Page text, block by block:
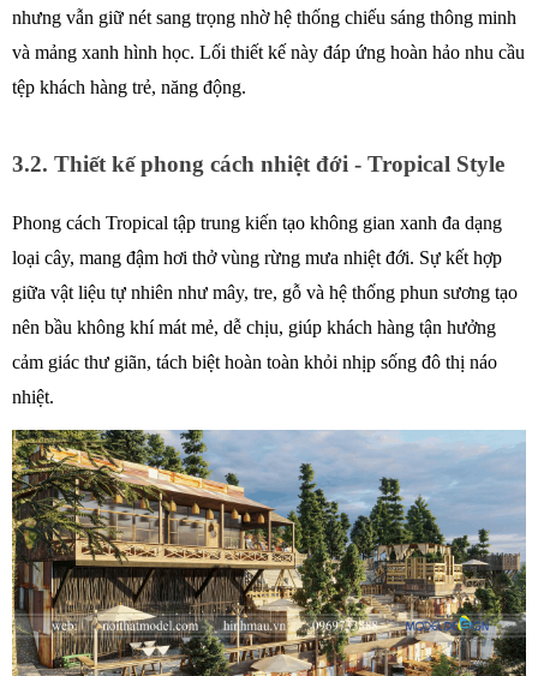
nhưng vẫn giữ nét sang trọng nhờ hệ thống chiếu sáng thông minh
và mảng xanh hình học. Lối thiết kế này đáp ứng hoàn hảo nhu cầu
tệp khách hàng trẻ, năng động.
3.2. Thiết kế phong cách nhiệt đới - Tropical Style
Phong cách Tropical tập trung kiến tạo không gian xanh đa dạng
loại cây, mang đậm hơi thở vùng rừng mưa nhiệt đới. Sự kết hợp
giữa vật liệu tự nhiên như mây, tre, gỗ và hệ thống phun sương tạo
nên bầu không khí mát mẻ, dễ chịu, giúp khách hàng tận hưởng
cảm giác thư giãn, tách biệt hoàn toàn khỏi nhịp sống đô thị náo
nhiệt.